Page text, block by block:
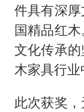
件具有深
国精品红
文化传承
木家具行业
此次获奖